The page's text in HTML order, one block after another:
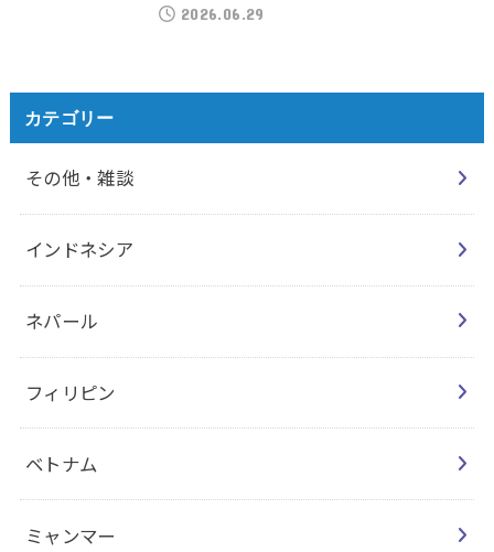
2026.06.29
カテゴリー
その他・雑談
インドネシア
ネパール
フィリピン
ベトナム
ミャンマー